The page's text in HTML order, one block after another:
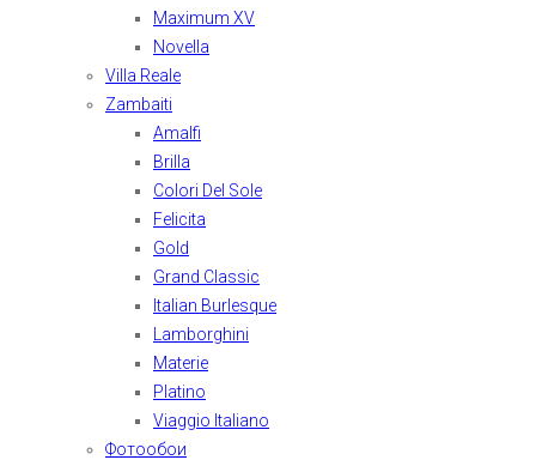
Maximum XV
Novella
Villa Reale
Zambaiti
Amalfi
Brilla
Colori Del Sole
Felicita
Gold
Grand Classic
Italian Burlesque
Lamborghini
Materie
Platino
Viaggio Italiano
Фотообои